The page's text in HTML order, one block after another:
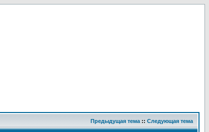
Предыдущая тема :: Следующая тема